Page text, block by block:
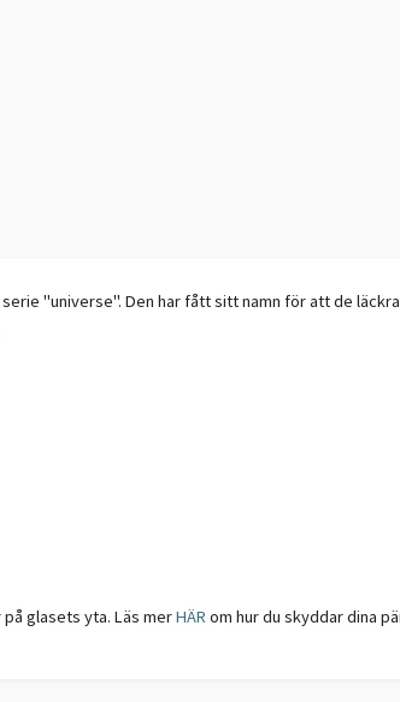
"universe". Den har fått sitt namn för att de
glasets yta. Läs merHÄR om hur du skyddar dina